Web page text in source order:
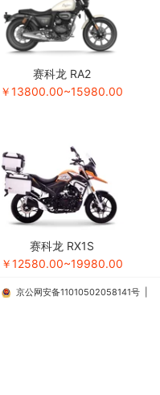
赛科龙 RA2
￥13800.00~15980.00
赛科龙 RX1S
￥12580.00~19980.00
京公网安备11010502058141号